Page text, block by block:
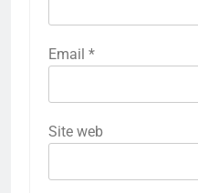
Email *
Site web